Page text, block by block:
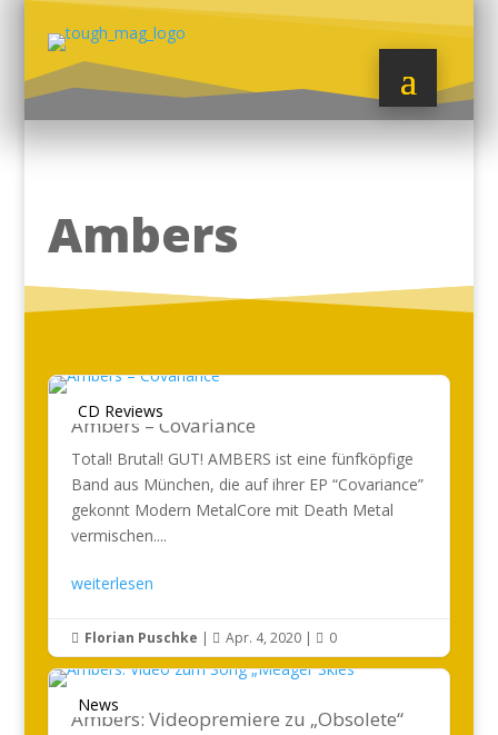
Ambers
CD Reviews
Ambers – Covariance
Total! Brutal! GUT! AMBERS ist eine fünfköpfige
Band aus München, die auf ihrer EP “Covariance”
gekonnt Modern MetalCore mit Death Metal
vermischen....
weiterlesen
 Florian Puschke |  Apr. 4, 2020|  0
News
Ambers: Videopremiere zu „Obsolete“